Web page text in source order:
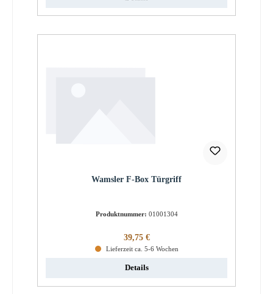
Wamsler F-Box Türgriff
Produktnummer: 01001304
Regulärer Preis:
39,75 €
Lieferzeit ca. 5-6 Wochen
Details